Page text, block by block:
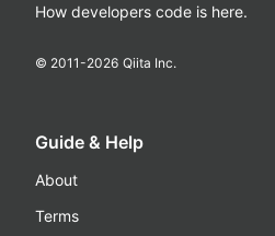
How developers code is here.
© 2011-2026 Qiita Inc.
Guide & Help
About
Terms